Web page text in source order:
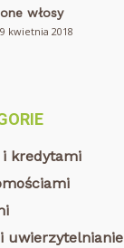
włosy
9 kwietnia 2018
i kredytami
uwierzytelnianie